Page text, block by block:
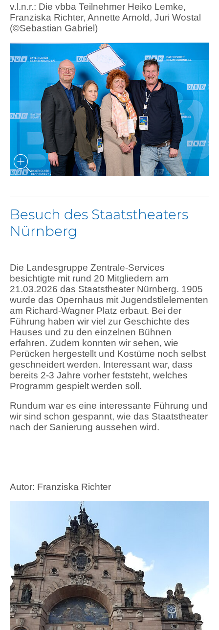
v.l.n.r.: Die vbba Teilnehmer Heiko Lemke,
Franziska Richter, Annette Arnold, Juri Wostal
(©Sebastian Gabriel)
Besuch des Staatstheaters
Nürnberg
Die Landesgruppe Zentrale-Services
besichtigte mit rund 20 Mitgliedern am
21.03.2026 das Staatstheater Nürnberg. 1905
wurde das Opernhaus mit Jugendstilelementen
am Richard-Wagner Platz erbaut. Bei der
Führung haben wir viel zur Geschichte des
Hauses und zu den einzelnen Bühnen
erfahren. Zudem konnten wir sehen, wie
Perücken hergestellt und Kostüme noch selbst
geschneidert werden. Interessant war, dass
bereits 2-3 Jahre vorher feststeht, welches
Programm gespielt werden soll.
Rundum war es eine interessante Führung und
wir sind schon gespannt, wie das Staatstheater
nach der Sanierung aussehen wird.
Autor: Franziska Richter